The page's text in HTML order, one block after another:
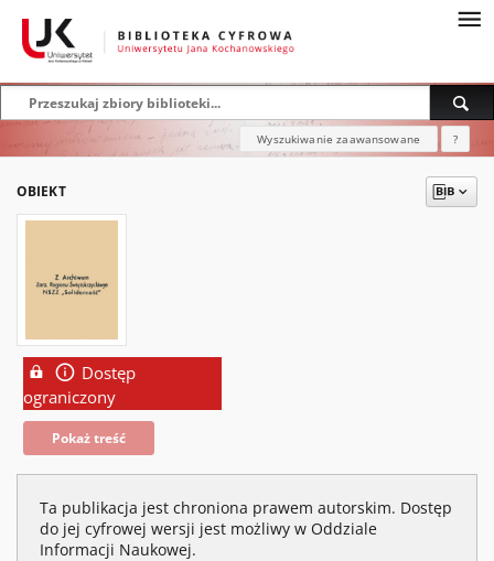
Wyszukiwanie zaawansowane ?
OBIEKT
Dostęp
ograniczony
Pokaż treść
Ta publikacja jest chroniona prawem autorskim. Dostęp
do jej cyfrowej wersji jest możliwy w Oddziale
Informacji Naukowej.